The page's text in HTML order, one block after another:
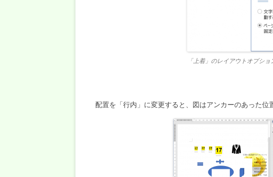
「上着」のレイアウトオプショ
配置を「行内」に変更すると、図はアンカーのあった位